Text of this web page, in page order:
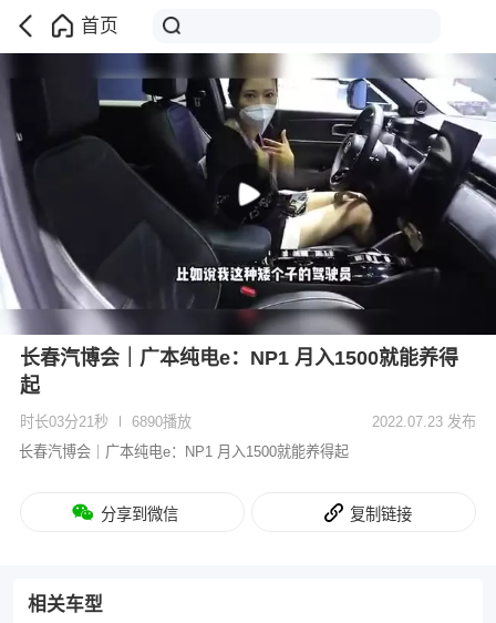
首页
长春汽博会｜广本纯电e：NP1 月入1500就能养得
起
时长03分21秒 6890播放
2022.07.23 发布
长春汽博会｜广本纯电e：NP1 月入1500就能养得起
分享到微信 复制链接
相关车型